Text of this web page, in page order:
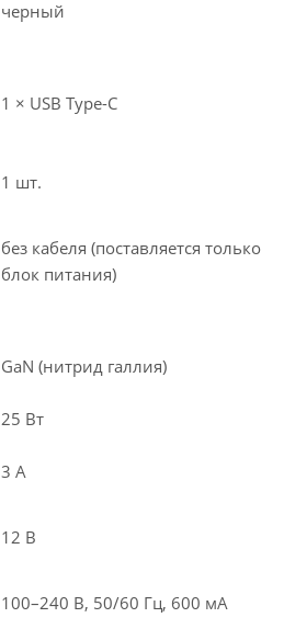
черный
1 × USB Type-C
1 шт.
без кабеля (поставляется только
блок питания)
GaN (нитрид галлия)
25 Вт
3 А
12 В
100–240 В, 50/60 Гц, 600 мА